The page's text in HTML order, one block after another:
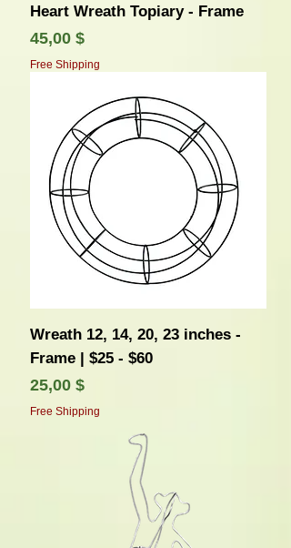
Heart Wreath Topiary - Frame
Τιμή
45,00 $
Free Shipping
Wreath 12, 14, 20, 23 inches -
Frame | $25 - $60
Τιμή
25,00 $
Free Shipping